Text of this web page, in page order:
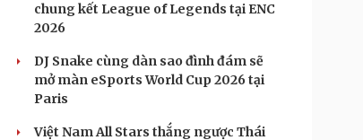
chung kết League of Legends tại ENC
2026
DJ Snake cùng dàn sao đình đám sẽ
mở màn eSports World Cup 2026 tại
Paris
Việt Nam All Stars thắng ngược Thái